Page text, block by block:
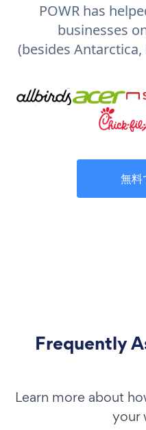
POWR has
businesses
(besides
無料
Frequently
Learn more about
your